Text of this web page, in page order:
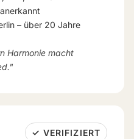
– über 20 Jahre
Harmonie macht
✓ VERIFIZIERT